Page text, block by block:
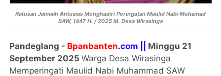
Ratusan Jamaah Antusias Menghadiri Peringatan Maulid Nabi Muhamad
SAW, 1447 H. / 2025 M. Desa Wirasinga
Pandeglang - Bpanbanten.com || Minggu 21
September 2025Warga Desa Wirasinga
Memperingati Maulid Nabi Muhammad SAW